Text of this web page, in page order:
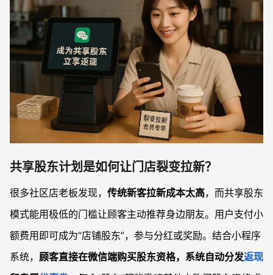
共享股东计划是如何让门店裂变拉新？
很多社区店老板发现， 传统新客拉新成本太高，而共享股东
模式能用极低的门槛让顾客主动推荐身边朋友。用户支付小
额费用即可成为“店铺股东”，参与分红或奖励。结合小程序
系统， 顾客直接在微信端购买股东资格，系统自动分发返现